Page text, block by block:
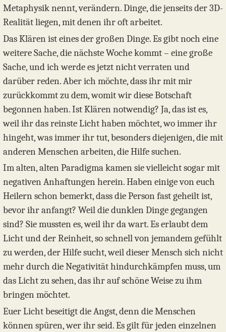
Metaphysik nennt, verändern. Dinge, die jenseits der 3D-
Realität liegen, mit denen ihr oft arbeitet.
Das Klären ist eines der großen Dinge. Es gibt noch eine
weitere Sache, die nächste Woche kommt – eine große
Sache, und ich werde es jetzt nicht verraten und
darüber reden. Aber ich möchte, dass ihr mit mir
zurückkommt zu dem, womit wir diese Botschaft
begonnen haben. Ist Klären notwendig? Ja, das ist es,
weil ihr das reinste Licht haben möchtet, wo immer ihr
hingeht, was immer ihr tut, besonders diejenigen, die mit
anderen Menschen arbeiten, die Hilfe suchen.
Im alten, alten Paradigma kamen sie vielleicht sogar mit
negativen Anhaftungen herein. Haben einige von euch
Heilern schon bemerkt, dass die Person fast geheilt ist,
bevor ihr anfangt? Weil die dunklen Dinge gegangen
sind? Sie mussten es, weil ihr da wart. Es erlaubt dem
Licht und der Reinheit, so schnell von jemandem gefühlt
zu werden, der Hilfe sucht, weil dieser Mensch sich nicht
mehr durch die Negativität hindurchkämpfen muss, um
das Licht zu sehen, das ihr auf schöne Weise zu ihm
bringen möchtet.
Euer Licht beseitigt die Angst, denn die Menschen
können spüren, wer ihr seid. Es gilt für jeden einzelnen